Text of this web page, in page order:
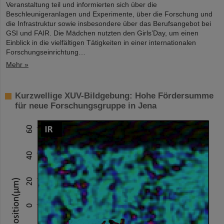
Veranstaltung teil und informierten sich über die
Beschleunigeranlagen und Experimente, über die Forschung und
die Infrastruktur sowie insbesondere über das Berufsangebot bei
GSI und FAIR. Die Mädchen nutzten den Girls’Day, um einen
Einblick in die vielfältigen Tätigkeiten in einer internationalen
Forschungseinrichtung…
Mehr »
Kurzwellige XUV-Bildgebung: Hohe Fördersumme
für neue Forschungsgruppe in Jena